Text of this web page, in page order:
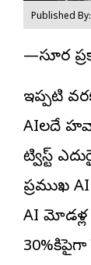
Published
—సూర్య
ఇప్పటి
AIలదే హవా
ట్విస్ట్
ప్రముఖ
AI